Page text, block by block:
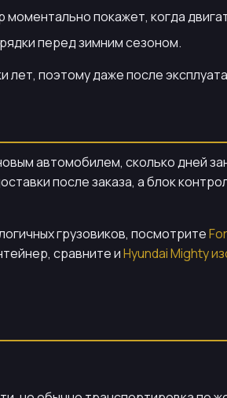
покажет, когда
перед зимним сезоном.
лет, поэтому даже после
автомобилем, сколько дней
после заказа, а блок
грузовиков, посмотрите
сравните иHyundai Mighty